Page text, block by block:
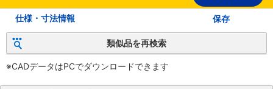
仕様・寸法情報 保存
類似品を再検索
※CADデータはPCでダウンロードできます